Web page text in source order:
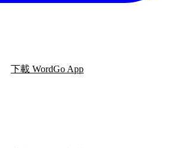
下載 WordGo App